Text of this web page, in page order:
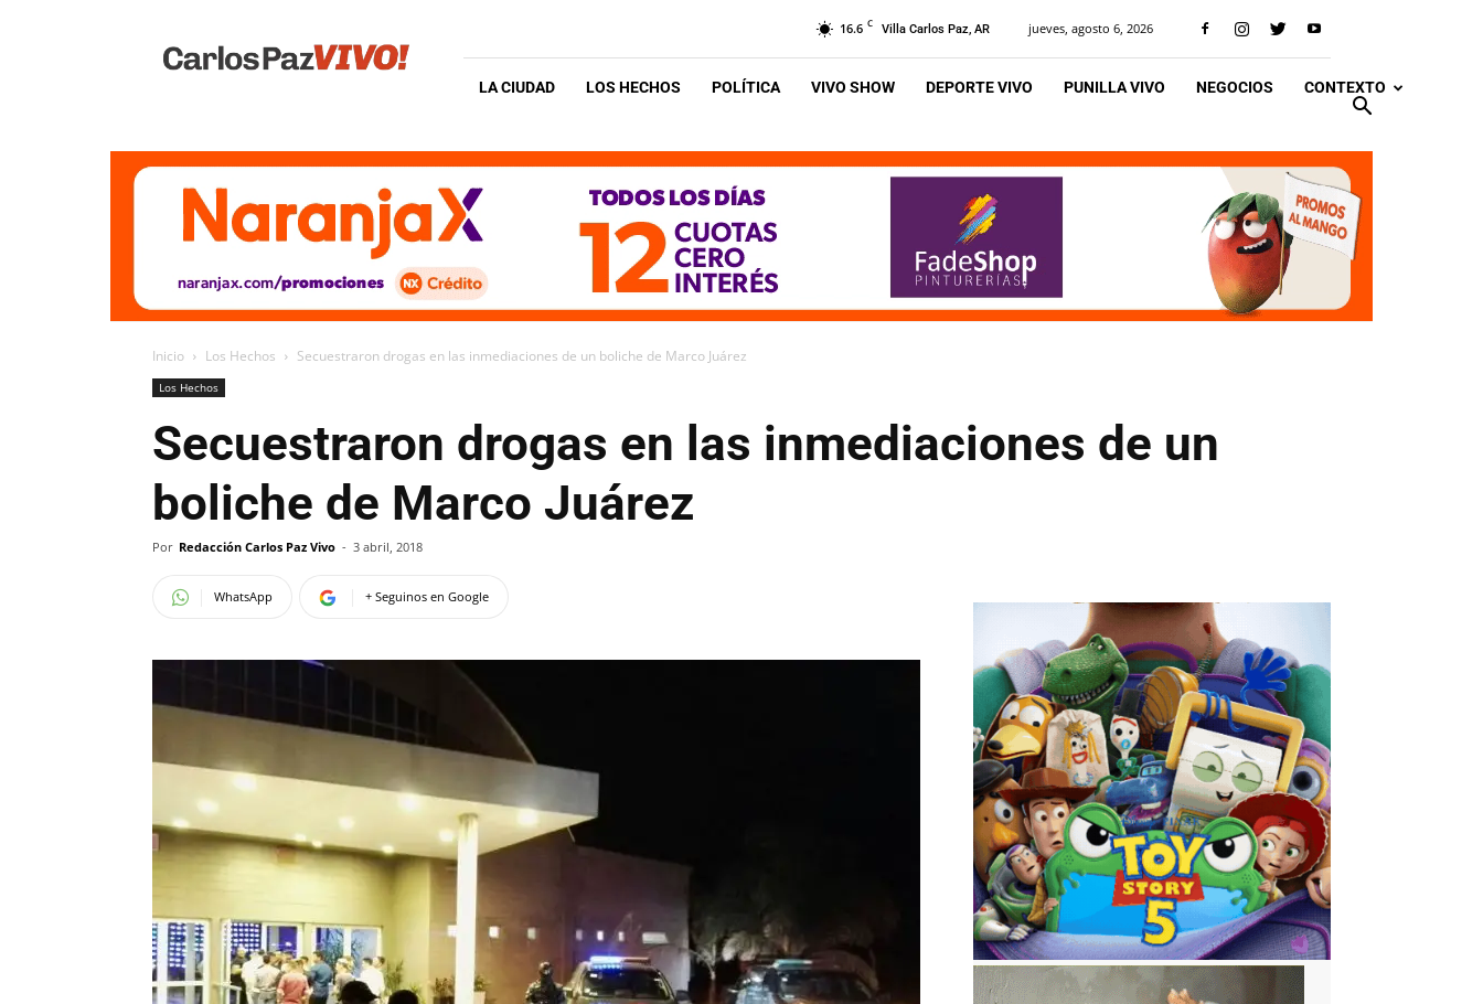
Vivo
16.6 C Villa Carlos Paz, AR jueves, agosto 6, 2026
LA CIUDAD LOS HECHOS POLÍTICA VIVO SHOW DEPORTE VIVO PUNILLA VIVO NEGOCIOS CONTEXTO
Inicio Los Hechos Secuestraron drogas en las inmediaciones de un boliche de Marco Juárez
Los Hechos
Secuestraron drogas en las inmediaciones de un
boliche de Marco Juárez
Por Redacción Carlos Paz Vivo - 3 abril, 2018
WhatsApp + Seguinos en Google